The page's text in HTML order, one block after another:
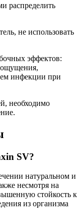
распределить
не использовать
эффектов:
ощущения,
инфекции при
необходимо
SV?
натуральном и
несмотря на
стойкость к
из организма